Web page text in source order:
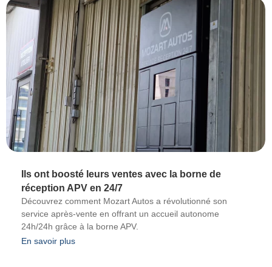
Ils ont boosté leurs ventes avec la borne de
réception APV en 24/7
Découvrez comment Mozart Autos a révolutionné son
service après-vente en offrant un accueil autonome
24h/24h grâce à la borne APV.
En savoir plus